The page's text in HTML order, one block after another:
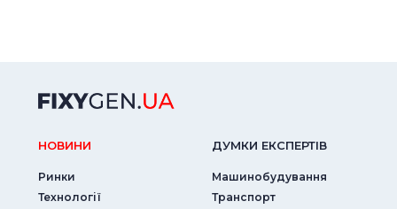
НОВИНИ
Ринки
Технології
ДУМКИ ЕКСПЕРТIВ
Машинобудування
Транспорт